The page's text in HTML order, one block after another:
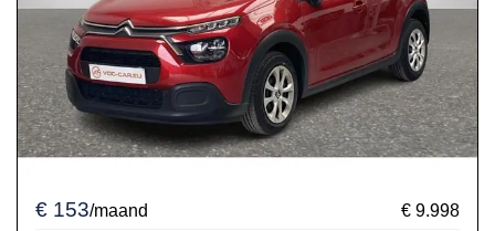
€ 153/maand € 9.998